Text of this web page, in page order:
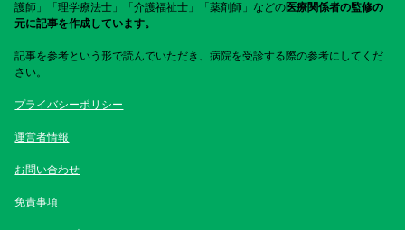
護師」「理学療法士」「介護福祉士」「薬剤師」などの医療関係者の監修の
元に記事を作成しています。
記事を参考という形で読んでいただき、病院を受診する際の参考にしてくだ
さい。
プライバシーポリシー
運営者情報
お問い合わせ
免責事項